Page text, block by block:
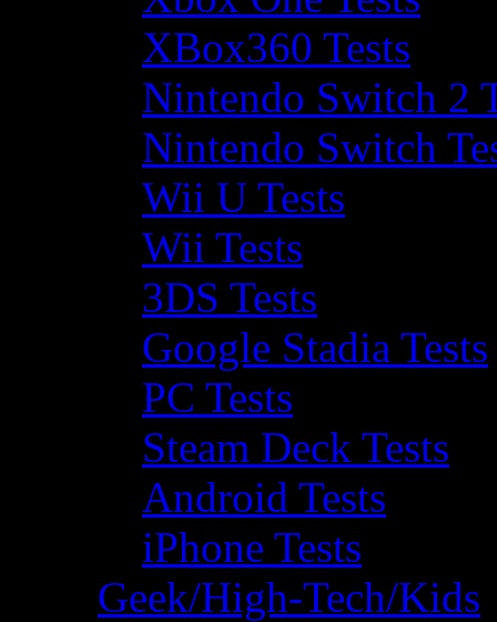
XBox360 Tests
Nintendo Switch 2
Nintendo Switch
Wii U Tests
Wii Tests
3DS Tests
Google Stadia Tests
PC Tests
Steam Deck Tests
Android Tests
iPhone Tests
Geek/High-Tech/Kids